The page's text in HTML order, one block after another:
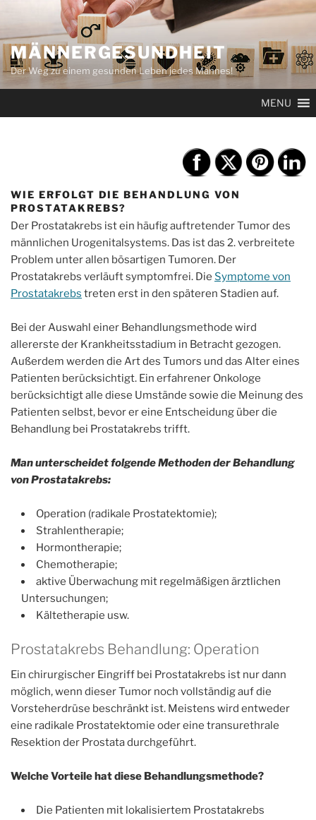
Inhalt
springen
MÄNNERGESUNDHEIT
Der Weg zu einem gesunden Leben jedes Mannes!
MENU
WIE ERFOLGT DIE BEHANDLUNG VON
PROSTATAKREBS?
Der Prostatakrebs ist ein häufig auftretender Tumor des
männlichen Urogenitalsystems. Das ist das 2. verbreitete
Problem unter allen bösartigen Tumoren. Der
Prostatakrebs verläuft symptomfrei. Die Symptome von
Prostatakrebs treten erst in den späteren Stadien auf.
Bei der Auswahl einer Behandlungsmethode wird
allererste der Krankheitsstadium in Betracht gezogen.
Außerdem werden die Art des Tumors und das Alter eines
Patienten berücksichtigt. Ein erfahrener Onkologe
berücksichtigt alle diese Umstände sowie die Meinung des
Patienten selbst, bevor er eine Entscheidung über die
Behandlung bei Prostatakrebs trifft.
Man unterscheidet folgende Methoden der Behandlung
von Prostatakrebs:
Operation (radikale Prostatektomie);
Strahlentherapie;
Hormontherapie;
Chemotherapie;
aktive Überwachung mit regelmäßigen ärztlichen
Untersuchungen;
Kältetherapie usw.
Prostatakrebs Behandlung: Operation
Ein chirurgischer Eingriff bei Prostatakrebs ist nur dann
möglich, wenn dieser Tumor noch vollständig auf die
Vorsteherdrüse beschränkt ist. Meistens wird entweder
eine radikale Prostatektomie oder eine transurethrale
Resektion der Prostata durchgeführt.
Welche Vorteile hat diese Behandlungsmethode?
Die Patienten mit lokalisiertem Prostatakrebs